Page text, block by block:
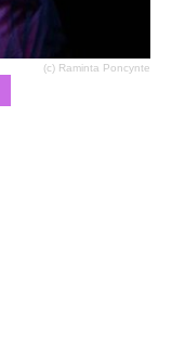
(c) Raminta Poncynte